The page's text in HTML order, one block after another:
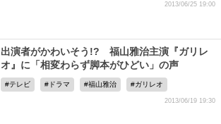
2013/06/25 19:00
出演者がかわいそう!? 福山雅治主演『ガリレ
オ』に「相変わらず脚本がひどい」の声
テレビ ドラマ 福山雅治 ガリレオ
2013/06/19 19:30